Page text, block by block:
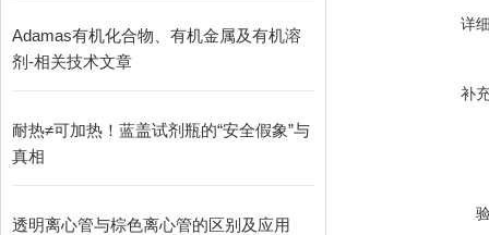
Adamas有机化合物、有机金属及有机溶
剂-相关技术文章
耐热≠可加热！蓝盖试剂瓶的“安全假象”与
真相
透明离心管与棕色离心管的区别及应用
详
补